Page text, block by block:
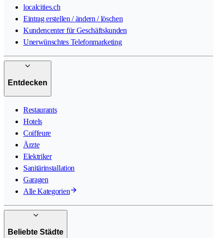
localcities.ch
Eintrag erstellen / ändern / löschen
Kundencenter für Geschäftskunden
Unerwünschtes Telefonmarketing
Entdecken
Restaurants
Hotels
Coiffeure
Ärzte
Elektriker
Sanitärinstallation
Garagen
Alle Kategorien
Beliebte Städte